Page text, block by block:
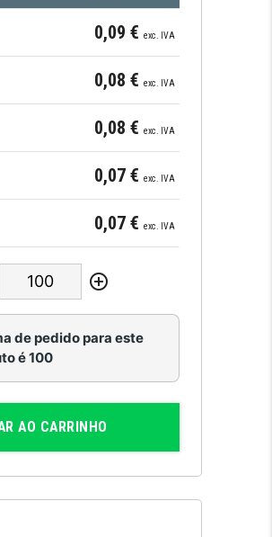
0,09 € exc. IVA
0,08 € exc. IVA
0,08 € exc. IVA
0,07 € exc. IVA
0,07 € exc. IVA
de pedido para este
é 100
AO CARRINHO